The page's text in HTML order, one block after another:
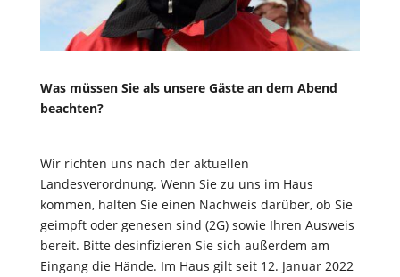
Was müssen Sie als unsere Gäste an dem Abend
beachten?
Wir richten uns nach der aktuellen
Landesverordnung. Wenn Sie zu uns im Haus
kommen, halten Sie einen Nachweis darüber, ob Sie
geimpft oder genesen sind (2G) sowie Ihren Ausweis
bereit. Bitte desinfizieren Sie sich außerdem am
Eingang die Hände. Im Haus gilt seit 12. Januar 2022